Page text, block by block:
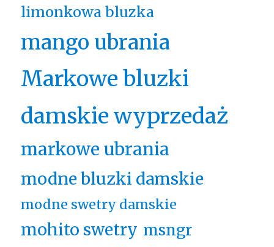
limonkowa bluzka
mango ubrania
Markowe bluzki
damskie wyprzedaż
markowe ubrania
modne bluzki damskie
modne swetry damskie
mohito swetry msngr